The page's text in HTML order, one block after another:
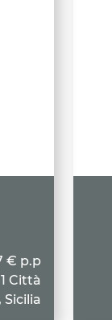
€ p.p
Città